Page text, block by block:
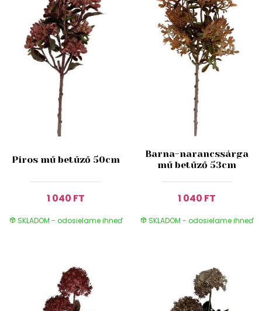
Piros mű betűző 50cm
1 040 FT
SKLADOM - odosielame ihneď
Barna-narancssárga
mű betűző 53cm
1 040 FT
SKLADOM - odosielame ihneď